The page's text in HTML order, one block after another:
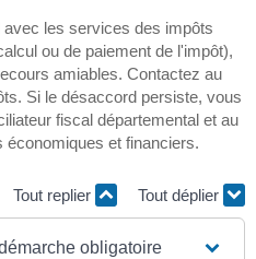
les services des impôts
ou de paiement de l'impôt),
amiables. Contactez au
Si le désaccord persiste, vous
fiscal départemental et au
économiques et financiers.
Tout replier Tout déplier
obligatoire